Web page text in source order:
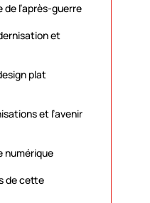
de l’après-guerre
et
plat
et l’avenir
numérique
de cette